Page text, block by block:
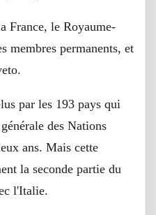
France, le Royaume-
membres permanents, et
par les 193 pays qui
des Nations
ans. Mais cette
la seconde partie du
l'Italie.